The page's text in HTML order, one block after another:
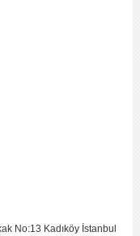
No:13 Kadıköy İstanbul